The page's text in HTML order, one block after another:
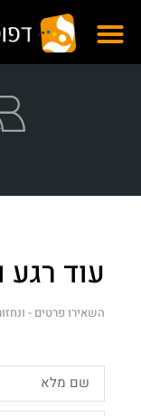
עוד רגע
השאירו פרטים -